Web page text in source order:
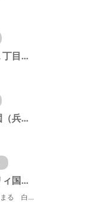
若竹町１丁目第３公園（大阪府豊中市）
若松公園（兵庫県神戸市）
ベイリリィ国民宿舎しらゆり荘
ペットと泊まる 白浜温泉 ベイリリィ国民宿舎しらゆり荘